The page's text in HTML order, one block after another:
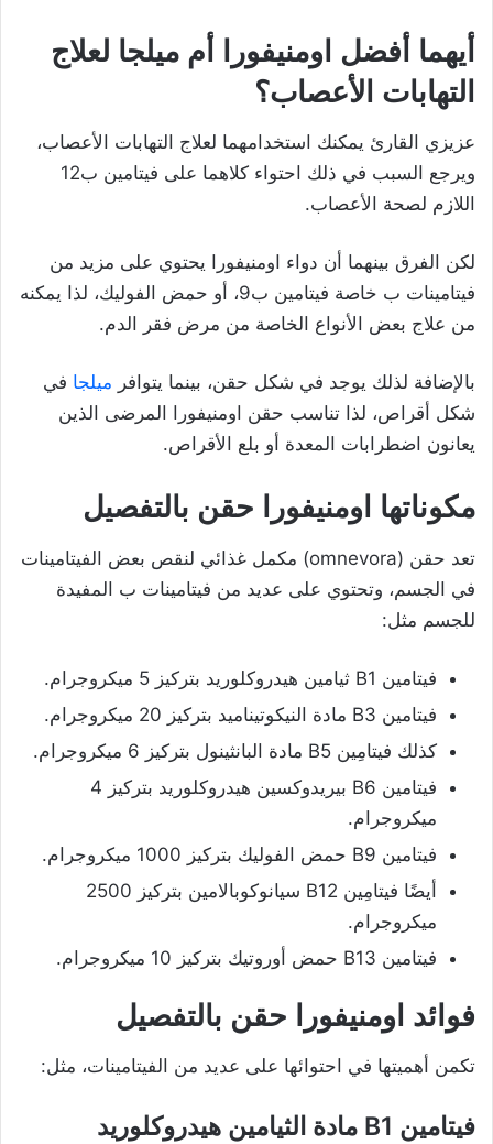
أيهما أفضل اومنيفورا أم ميلجا لعلاج
التهابات الأعصاب؟
عزيزي القارئ يمكنك استخدامهما لعلاج التهابات الأعصاب،
ويرجع السبب في ذلك احتواء كلاهما على فيتامين ب12
اللازم لصحة الأعصاب.
لكن الفرق بينهما أن دواء اومنيفورا يحتوي على مزيد من
فيتامينات ب خاصة فيتامين ب9، أو حمض الفوليك، لذا يمكنه
من علاج بعض الأنواع الخاصة من مرض فقر الدم.
بالإضافة لذلك يوجد في شكل حقن، بينما يتوافر ميلجا في
شكل أقراص، لذا تناسب حقن اومنيفورا المرضى الذين
يعانون اضطرابات المعدة أو بلع الأقراص.
مكوناتها اومنيفورا حقن بالتفصيل
تعد حقن (omnevora) مكمل غذائي لنقص بعض الفيتامينات
في الجسم، وتحتوي على عديد من فيتامينات ب المفيدة
للجسم مثل:
فيتامين B1 ثيامين هيدروكلوريد بتركيز 5 ميكروجرام.
فيتامين B3 مادة النيكوتيناميد بتركيز 20 ميكروجرام.
كذلك فيتامِين B5 مادة البانثينول بتركيز 6 ميكروجرام.
فيتامين B6 بيريدوكسين هيدروكلوريد بتركيز 4
ميكروجرام.
فيتامين B9 حمض الفوليك بتركيز 1000 ميكروجرام.
أيضًا فيتامِين B12 سيانوكوبالامين بتركيز 2500
ميكروجرام.
فيتامين B13 حمض أوروتيك بتركيز 10 ميكروجرام.
فوائد اومنيفورا حقن بالتفصيل
تكمن أهميتها في احتوائها على عديد من الفيتامينات، مثل:
فيتامين B1 مادة الثيامين هيدروكلوريد